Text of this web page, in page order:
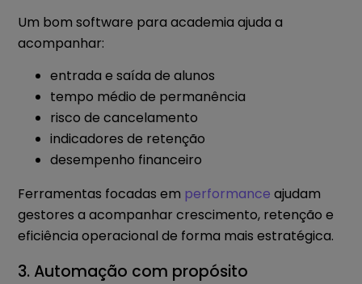
Um bom software para academia ajuda a
acompanhar:
entrada e saída de alunos
tempo médio de permanência
risco de cancelamento
indicadores de retenção
desempenho financeiro
Ferramentas focadas em performance ajudam
gestores a acompanhar crescimento, retenção e
eficiência operacional de forma mais estratégica.
3. Automação com propósito